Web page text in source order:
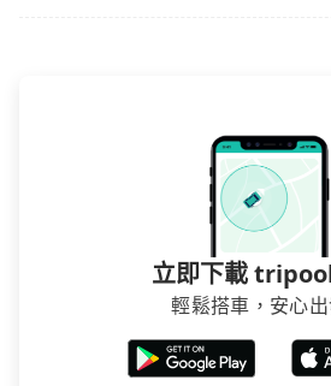
立即下載
輕鬆搭車，安心出